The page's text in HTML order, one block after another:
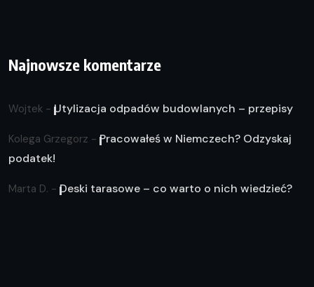
Najnowsze komentarze
Wojtek - Utylizacja odpadów budowlanych – przepisy
Kolega Grzegorz - Pracowałeś w Niemczech? Odzyskaj
podatek!
Marta D. - Deski tarasowe – co warto o nich wiedzieć?